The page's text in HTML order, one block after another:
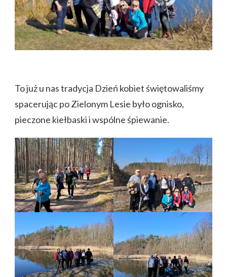
To już u nas tradycja Dzień kobiet świętowaliśmy
spacerując po Zielonym Lesie było ognisko,
pieczone kiełbaski i wspólne śpiewanie.